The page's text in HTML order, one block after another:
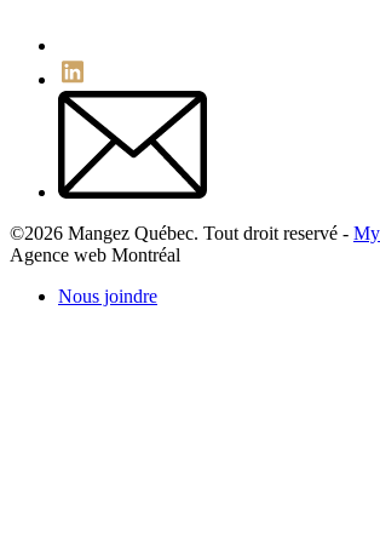
©2026 Mangez Québec. Tout droit reservé -
Agence web Montréal
Nous joindre